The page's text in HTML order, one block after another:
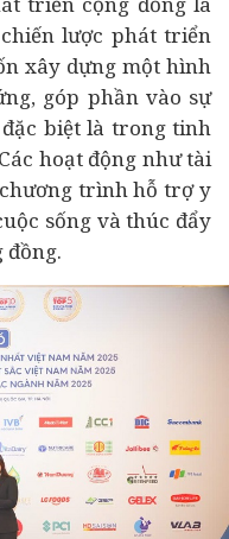
lược phát triển
xây dựng một hình
góp phần vào sự
biệt là trong tinh
hoạt động như tài
trình hỗ trợy
sống và thúc đẩy